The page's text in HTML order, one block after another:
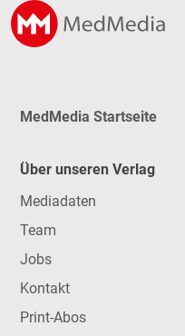
MedMedia Startseite
Über unseren Verlag
Mediadaten
Team
Jobs
Kontakt
Print-Abos